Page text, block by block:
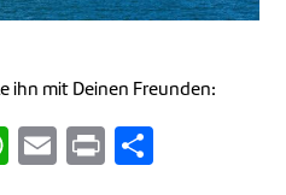
ihn mit Deinen Freunden:
WhatsApp
EmailPrint